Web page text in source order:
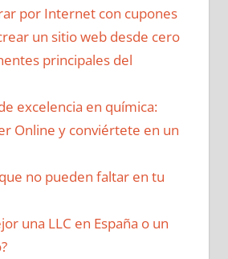
por Internet con cupones
un sitio web desde cero
principales del
excelencia en química:
Online y conviértete en un
no pueden faltar en tu
una LLC en España o un